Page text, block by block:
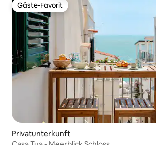
Gäste-Favorit
Gäste-Favorit
Privatunterkunft